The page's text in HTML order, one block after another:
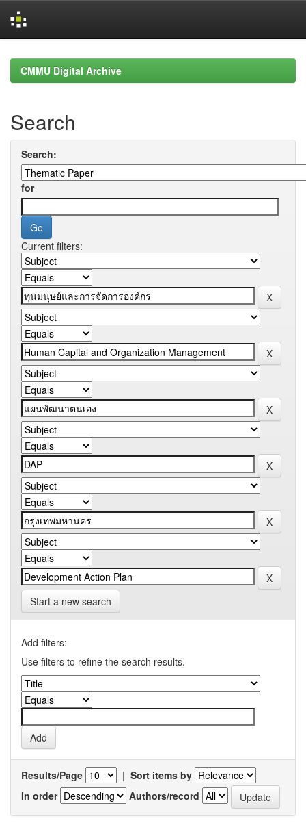
navigationCMMU Digital Archive
Search
Search:
for
Current filters:
Start a new search
Add filters:
Use filters to refine the search results.
Results/Page | Sort items by
In order
Authors/record